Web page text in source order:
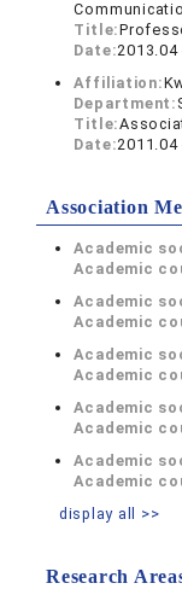
Title:
Date:2013.04
Affiliation:
Department:
Title:
Date:2011.04
Association
Academic
Academic
Academic
Academic
Academic
Academic
Academic
Academic
Academic
Academic
display all >>
Research